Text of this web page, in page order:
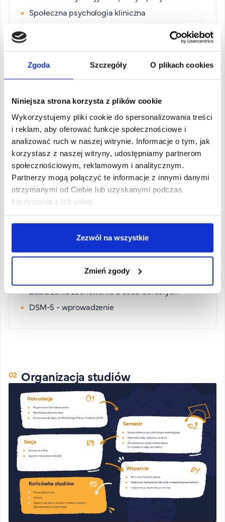
Zgoda Szczegóły O plikach cookies
Niniejsza strona korzysta z plików cookie
Wykorzystujemy pliki cookie do spersonalizowania treści
i reklam, aby oferować funkcje społecznościowe i
analizować ruch w naszej witrynie. Informacje o tym, jak
korzystasz z naszej witryny, udostępniamy partnerom
społecznościowym, reklamowym i analitycznym.
Partnerzy mogą połączyć te informacje z innymi danymi
otrzymanymi od Ciebie lub uzyskanymi podczas
korzystania z ich usług.
Zezwól na wszystkie
Zmień zgody
Społeczna psychologia kliniczna
Kierunki psychoterapii
Zaburzenia zachowania i emocji u dzieci i
młodzieży
5 ROK, 10 SEMESTR
Wzmacnianie zasobów osobistych pacjenta
Metody i techniki wsparcia osób starszych
Współczesne tendencje w psychologii zdrowia
Techniki i narzędzia diagnostyczne w praktyce
Problemy kliniczne w różnych fazach życia
Terapia par - wybrane aspekty
Systemowa terapia rodzin
Zaburzenia zachowania u osób dorosłych
DSM-5 - wprowadzenie
Organizacja studiów